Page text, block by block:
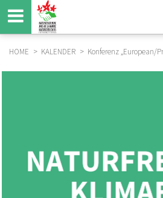
Direkt
zum
Inhalt
BREADCRUMB
HOME KALENDER Konferenz „European/